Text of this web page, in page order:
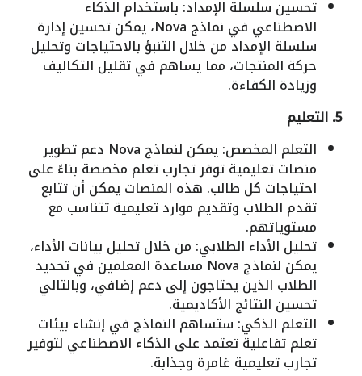
تحسين سلسلة الإمداد: باستخدام الذكاء
الاصطناعي في نماذج Nova، يمكن تحسين إدارة
سلسلة الإمداد من خلال التنبؤ بالاحتياجات وتحليل
حركة المنتجات، مما يساهم في تقليل التكاليف
وزيادة الكفاءة.
5. التعليم
التعلم المخصص: يمكن لنماذج Nova دعم تطوير
منصات تعليمية توفر تجارب تعلم مخصصة بناءً على
احتياجات كل طالب. هذه المنصات يمكن أن تتابع
تقدم الطلاب وتقديم موارد تعليمية تتناسب مع
مستوياتهم.
تحليل الأداء الطلابي: من خلال تحليل بيانات الأداء،
يمكن لنماذج Nova مساعدة المعلمين في تحديد
الطلاب الذين يحتاجون إلى دعم إضافي، وبالتالي
تحسين النتائج الأكاديمية.
التعلم الذكي: ستساهم النماذج في إنشاء بيئات
تعلم تفاعلية تعتمد على الذكاء الاصطناعي لتوفير
تجارب تعليمية غامرة وجذابة.